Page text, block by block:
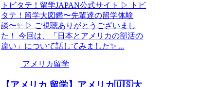
トビタテ！留学JAPAN公式サイト ▷ トビ
タテ！留学大図鑑〜先輩達の留学体験
談〜✨ ▷ ご視聴ありがとうございまし
た！ 今回は、「日本とアメリカの部活の
違い」について話してみました✨ ...
アメリカ留学
【アメリカ 留学】アメリカ🇺🇸大